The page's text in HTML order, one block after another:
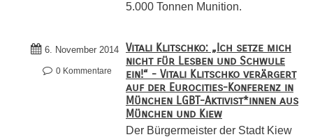
5.000 Tonnen Munition.
6. November 2014
0 Kommentare
Vitali Klitschko: „Ich setze mich
nicht für Lesben und Schwule
ein!“ - Vitali Klitschko verärgert
auf der Eurocities-Konferenz in
München LGBT-Aktivist*innen aus
München und Kiew
Der Bürgermeister der Stadt Kiew